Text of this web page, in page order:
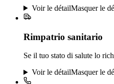
Voir le détailMasquer le
Rimpatrio sanitario
Se il tuo stato di salute lo
Voir le détailMasquer le